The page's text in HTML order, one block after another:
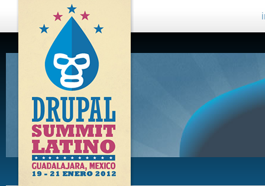
DRUPAL
SUMMIT
LATINO,
GUADALAJARA
2012